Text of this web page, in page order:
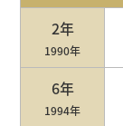
2年
1990年
6年
1994年